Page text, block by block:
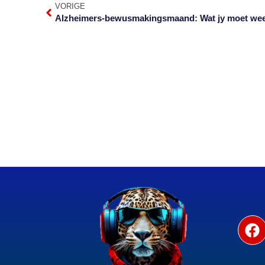
VORIGE
Alzheimers-bewusmakingsmaand: Wat jy moet